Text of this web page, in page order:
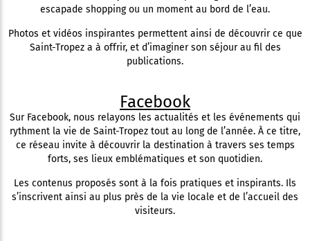
escapade shopping ou un moment au bord de l’eau.
Photos et vidéos inspirantes permettent ainsi de découvrir ce que
Saint-Tropez a à offrir, et d’imaginer son séjour au fil des
publications.
Facebook
Sur Facebook, nous relayons les actualités et les événements qui
rythment la vie de Saint-Tropez tout au long de l’année. À ce titre,
ce réseau invite à découvrir la destination à travers ses temps
forts, ses lieux emblématiques et son quotidien.
Les contenus proposés sont à la fois pratiques et inspirants. Ils
s’inscrivent ainsi au plus près de la vie locale et de l’accueil des
visiteurs.